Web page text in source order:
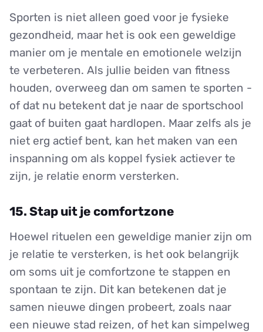
Sporten is niet alleen goed voor je fysieke
gezondheid, maar het is ook een geweldige
manier om je mentale en emotionele welzijn
te verbeteren. Als jullie beiden van fitness
houden, overweeg dan om samen te sporten -
of dat nu betekent dat je naar de sportschool
gaat of buiten gaat hardlopen. Maar zelfs als je
niet erg actief bent, kan het maken van een
inspanning om als koppel fysiek actiever te
zijn, je relatie enorm versterken.
15. Stap uit je comfortzone
Hoewel rituelen een geweldige manier zijn om
je relatie te versterken, is het ook belangrijk
om soms uit je comfortzone te stappen en
spontaan te zijn. Dit kan betekenen dat je
samen nieuwe dingen probeert, zoals naar
een nieuwe stad reizen, of het kan simpelweg